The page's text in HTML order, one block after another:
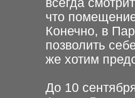
всегда
что
Конечно, в
позволить
же хотим
До 10